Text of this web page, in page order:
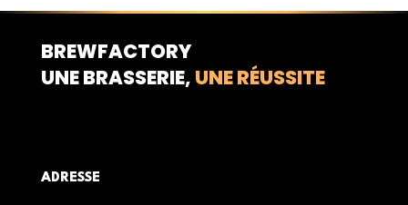
BREWFACTORY
UNE BRASSERIE, UNE RÉUSSITE
ADRESSE